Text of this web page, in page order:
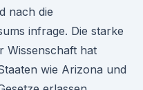
nach die
infrage. Die starke
Wissenschaft hat
wie Arizona und